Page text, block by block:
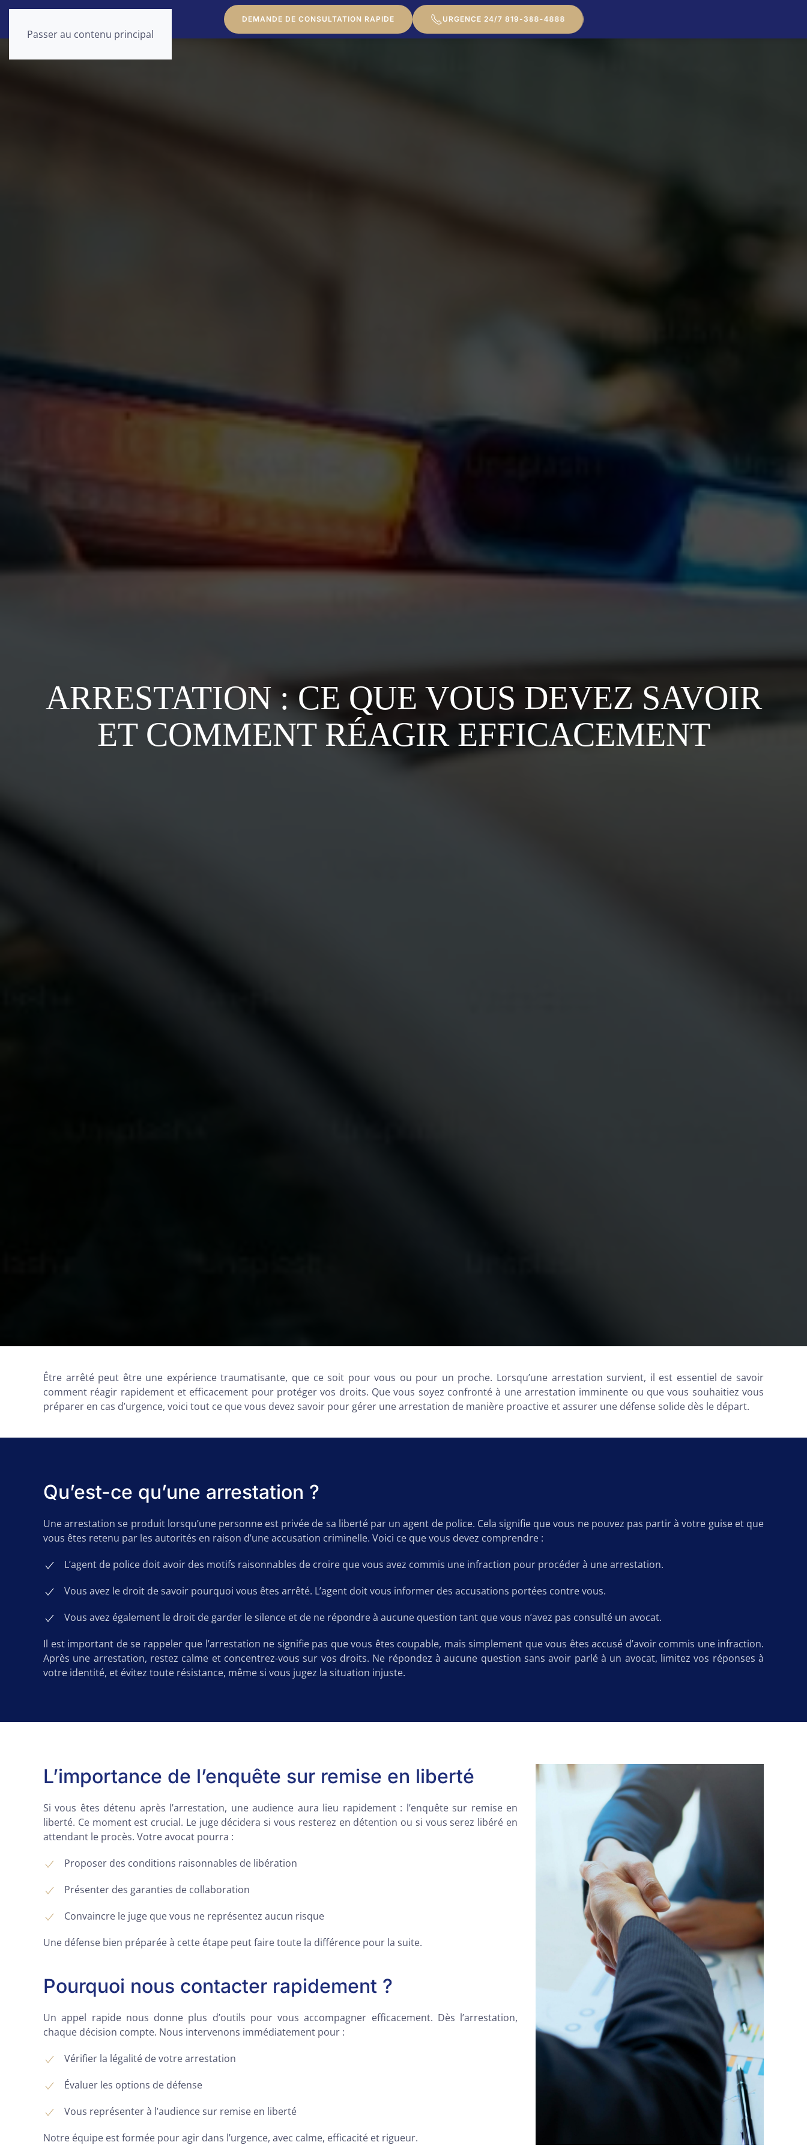
Passer au contenu principal
ARRESTATION : CE QUE VOUS DEVEZ SAVOIR
ET COMMENT RÉAGIR EFFICACEMENT
Être arrêté peut être une expérience traumatisante, que ce soit pour vous ou pour un proche. Lorsqu’une arrestation survient, il est essentiel de savoir
comment réagir rapidement et efficacement pour protéger vos droits. Que vous soyez confronté à une arrestation imminente ou que vous souhaitiez vous
préparer en cas d’urgence, voici tout ce que vous devez savoir pour gérer une arrestation de manière proactive et assurer une défense solide dès le départ.
Qu’est-ce qu’une arrestation ?
Une arrestation se produit lorsqu’une personne est privée de sa liberté par un agent de police. Cela signifie que vous ne pouvez pas partir à votre guise et que
vous êtes retenu par les autorités en raison d’une accusation criminelle. Voici ce que vous devez comprendre :
L’agent de police doit avoir des motifs raisonnables de croire que vous avez commis une infraction pour procéder à une arrestation.
Vous avez le droit de savoir pourquoi vous êtes arrêté. L’agent doit vous informer des accusations portées contre vous.
Vous avez également le droit de garder le silence et de ne répondre à aucune question tant que vous n’avez pas consulté un avocat.
Il est important de se rappeler que l’arrestation ne signifie pas que vous êtes coupable, mais simplement que vous êtes accusé d’avoir commis une infraction.
Après une arrestation, restez calme et concentrez-vous sur vos droits. Ne répondez à aucune question sans avoir parlé à un avocat, limitez vos réponses à
votre identité, et évitez toute résistance, même si vous jugez la situation injuste.
L’importance de l’enquête sur remise en liberté
Si vous êtes détenu après l’arrestation, une audience aura lieu rapidement : l’enquête sur remise en
liberté. Ce moment est crucial. Le juge décidera si vous resterez en détention ou si vous serez libéré en
attendant le procès. Votre avocat pourra :
Proposer des conditions raisonnables de libération
Présenter des garanties de collaboration
Convaincre le juge que vous ne représentez aucun risque
Une défense bien préparée à cette étape peut faire toute la différence pour la suite.
Pourquoi nous contacter rapidement ?
Un appel rapide nous donne plus d’outils pour vous accompagner efficacement. Dès l’arrestation,
chaque décision compte. Nous intervenons immédiatement pour :
Vérifier la légalité de votre arrestation
Évaluer les options de défense
Vous représenter à l’audience sur remise en liberté
Notre équipe est formée pour agir dans l’urgence, avec calme, efficacité et rigueur.
DEMANDE DE CONSULTATION RAPIDE URGENCE 24/7 819-388-4888